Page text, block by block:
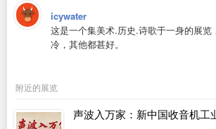
icywater
这是一个集美术.历史.诗歌于一身的展览
冷，其他都甚好。
附近的展览
声波入万家：新中国收音机工